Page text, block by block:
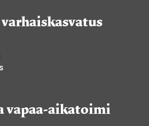
vapaa-aikatoimi